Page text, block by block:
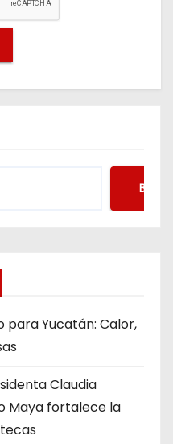
Yucatán: Calor,
Claudia
Maya fortalece la